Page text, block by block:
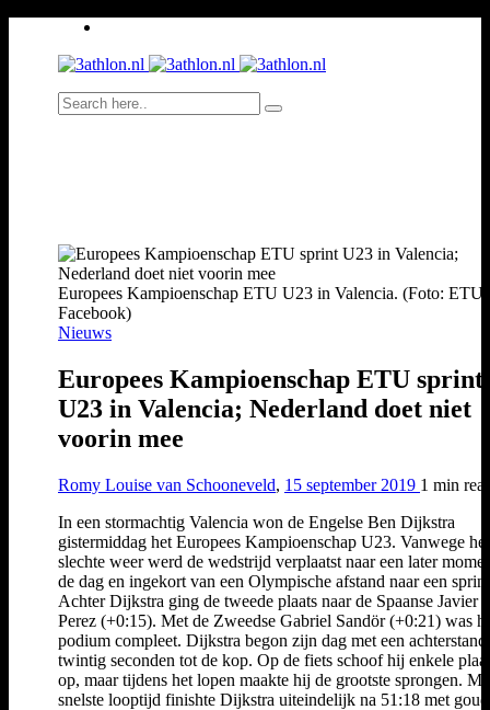
Europees Kampioenschap ETU U23 in Valencia. (Foto: ETU
Facebook)
Nieuws
Europees Kampioenschap ETU sprint
U23 in Valencia; Nederland doet niet
voorin mee
Romy Louise van Schooneveld, 15 september 2019 1 min
In een stormachtig Valencia won de Engelse Ben Dijkstra
gistermiddag het Europees Kampioenschap U23. Vanwege het
slechte weer werd de wedstrijd verplaatst naar een later
de dag en ingekort van een Olympische afstand naar een
Achter Dijkstra ging de tweede plaats naar de Spaanse Javier
Perez (+0:15). Met de Zweedse Gabriel Sandör (+0:21) was
podium compleet. Dijkstra begon zijn dag met een
twintig seconden tot de kop. Op de fiets schoof hij enkele
op, maar tijdens het lopen maakte hij de grootste sprongen.
snelste looptijd finishte Dijkstra uiteindelijk na 51:18 met